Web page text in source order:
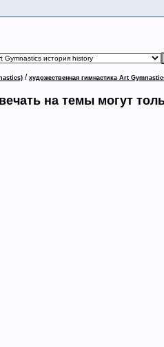
/ художественная гимнастика Art
на темы могут